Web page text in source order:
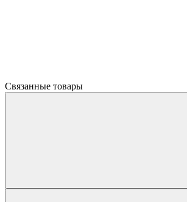
Связанные товары